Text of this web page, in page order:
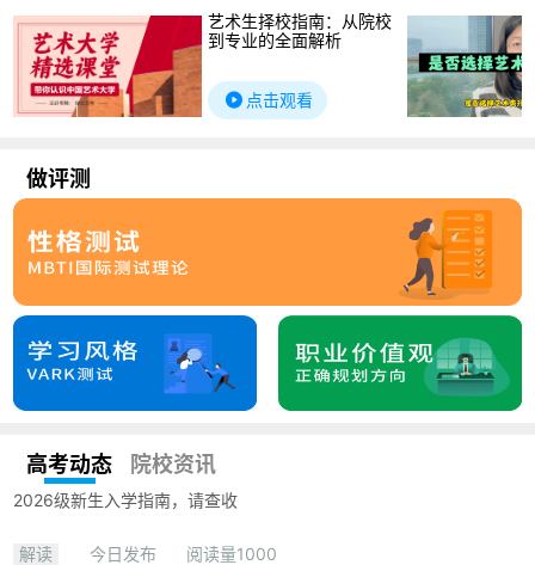
艺术生择校指南：从院校
到专业的全面解析
点击观看
做评测
高考动态 院校资讯
2026级新生入学指南，请查收
解读 今日发布
阅读量1000